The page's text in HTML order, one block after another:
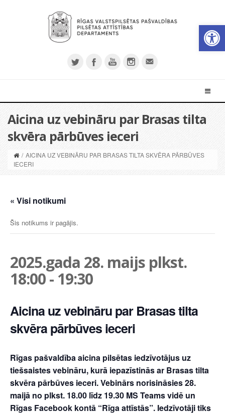
Aicina uz vebināru par Brasas tilta
skvēra pārbūves ieceri
/ AICINA UZ VEBINĀRU PAR BRASAS TILTA SKVĒRA PĀRBŪVES
IECERI
« Visi notikumi
Šis notikums ir pagājis.
2025.gada 28. maijs plkst.
18:00- 19:30
Aicina uz vebināru par Brasas tilta
skvēra pārbūves ieceri
Rīgas pašvaldība aicina pilsētas iedzīvotājus uz
tiešsaistes vebināru, kurā iepazīstinās ar Brasas tilta
skvēra pārbūves ieceri. Vebinārs norisināsies 28.
maijā no plkst. 18.00 līdz 19.30 MS Teams vidē un
Rīgas Facebook kontā “Rīga attīstās”. Iedzīvotāji tiks